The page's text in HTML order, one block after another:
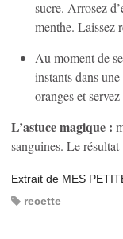
sucre. Arrosez
menthe. Laissez
Au moment de
instants dans
oranges et
L’astuce magique :
sanguines. Le
Extrait de MES
recette